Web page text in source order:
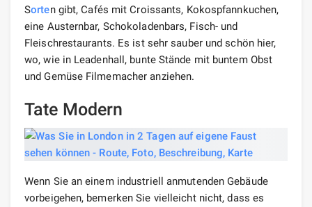
Sorten gibt, Cafés mit Croissants, Kokospfannkuchen,
eine Austernbar, Schokoladenbars, Fisch- und
Fleischrestaurants. Es ist sehr sauber und schön hier,
wo, wie in Leadenhall, bunte Stände mit buntem Obst
und Gemüse Filmemacher anziehen.
Tate Modern
Wenn Sie an einem industriell anmutenden Gebäude
vorbeigehen, bemerken Sie vielleicht nicht, dass es